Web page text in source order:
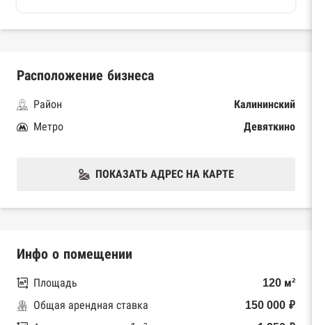
Расположение бизнеса
Район
Калининский
Метро
Девяткино
ПОКАЗАТЬ АДРЕС НА КАРТЕ
Инфо о помещении
Площадь
120 м²
Общая арендная ставка
150 000 ₽